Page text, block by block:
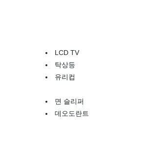
LCD TV
탁상등
유리컵
면 슬리퍼
데오도란트